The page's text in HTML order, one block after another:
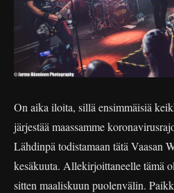
On aika iloita, sillä ensimmäisiä
järjestää maassamme
Lähdinpä todistamaan tätä Vaasan
kesäkuuta. Allekirjoittaneelle tämä
sitten maaliskuun puolenvälin.